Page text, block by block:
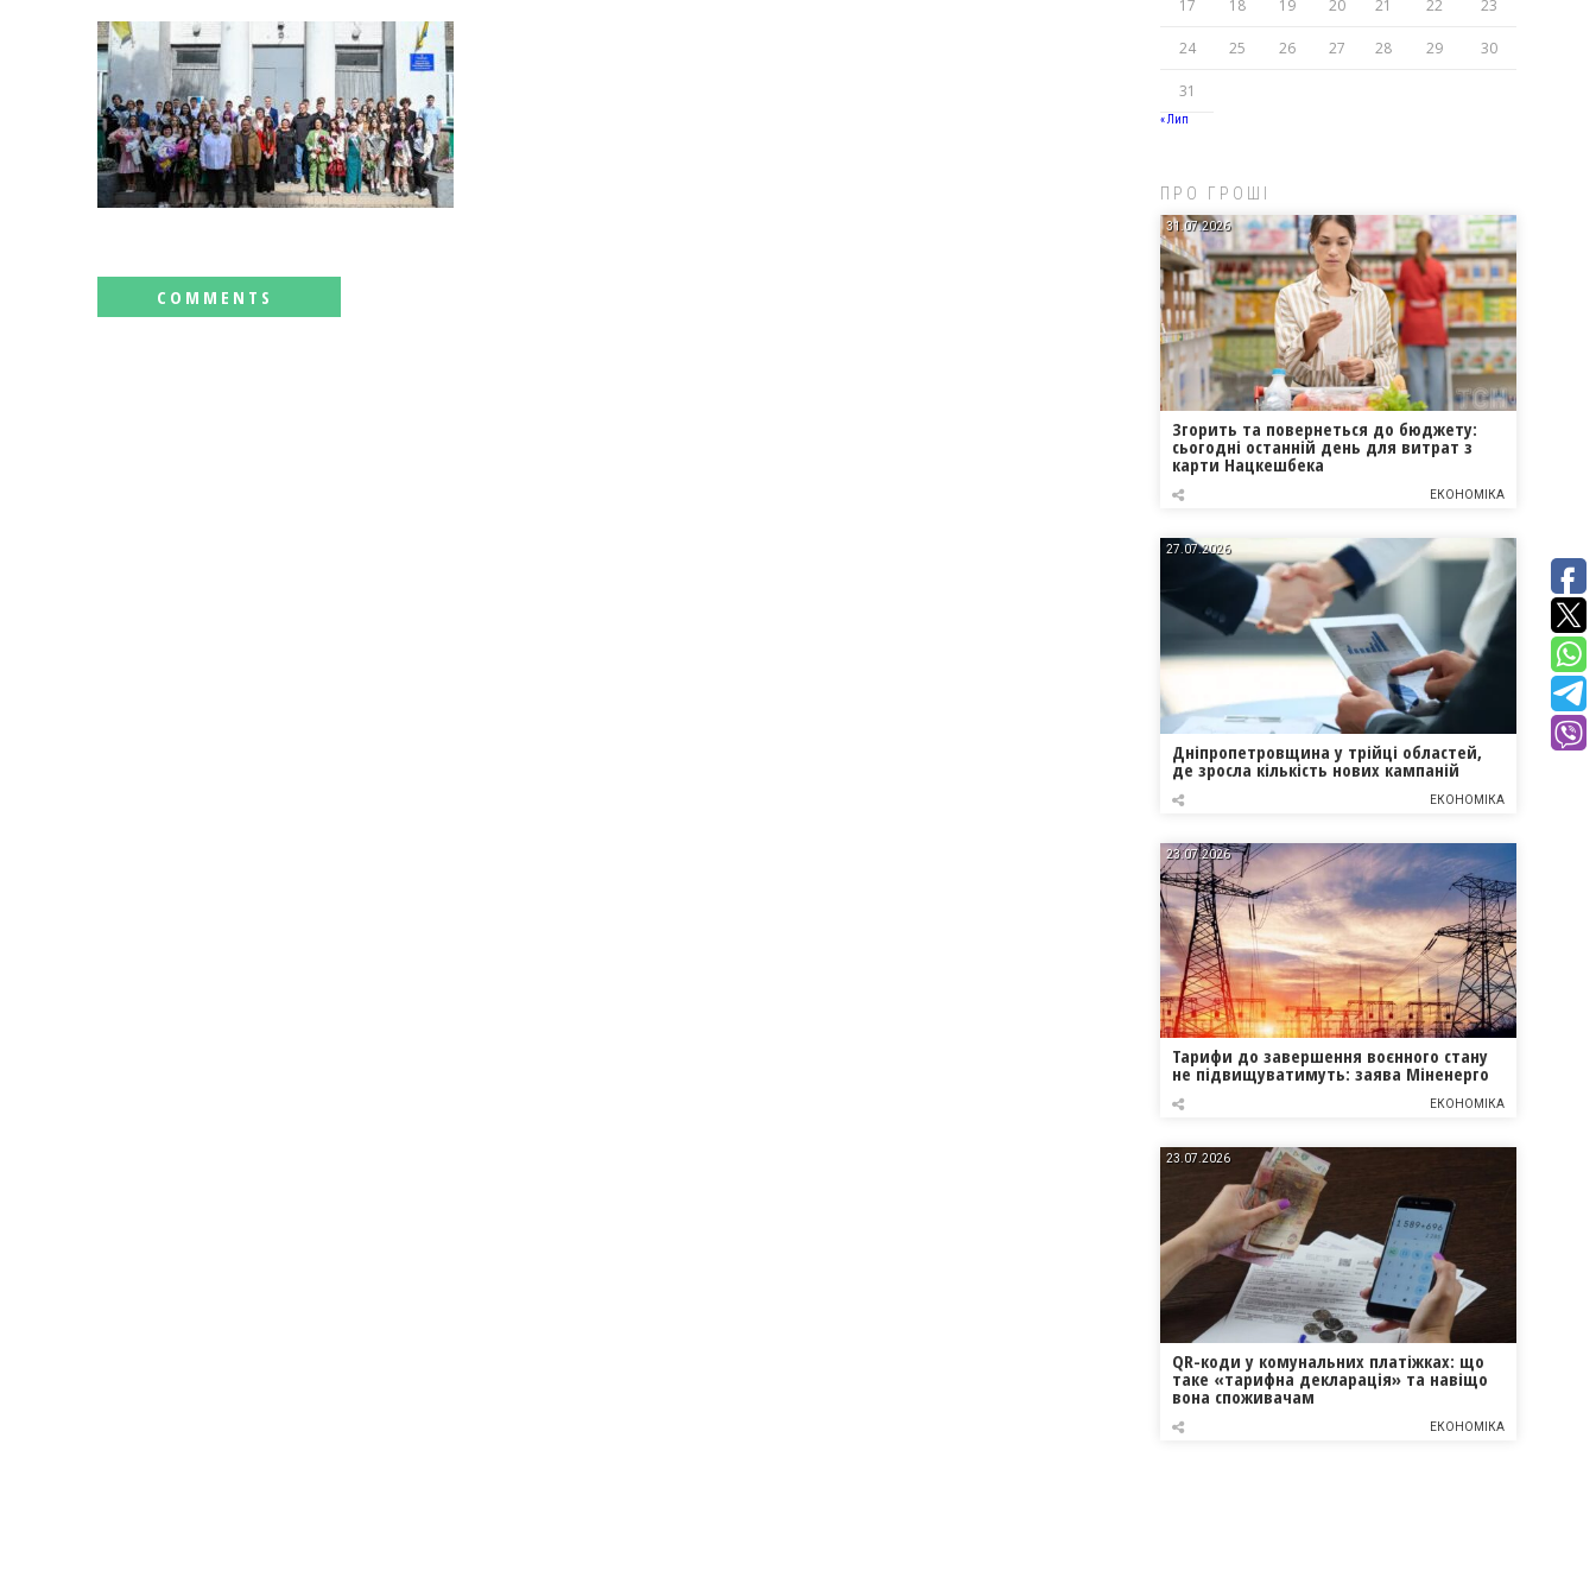
17 18 19 20 21 22 23
24 25 26 27 28 29 30
31
« Лип
ПРО ГРОШІ
31.07.2026
Згорить та повернеться до бюджету:
сьогодні останній день для витрат з
карти Нацкешбека
ЕКОНОМІКА
27.07.2026
Дніпропетровщина у трійці областей,
де зросла кількість нових кампаній
ЕКОНОМІКА
23.07.2026
Тарифи до завершення воєнного стану
не підвищуватимуть: заява Міненерго
ЕКОНОМІКА
23.07.2026
QR-коди у комунальних платіжках: що
таке «тарифна декларація» та навіщо
вона споживачам
ЕКОНОМІКА